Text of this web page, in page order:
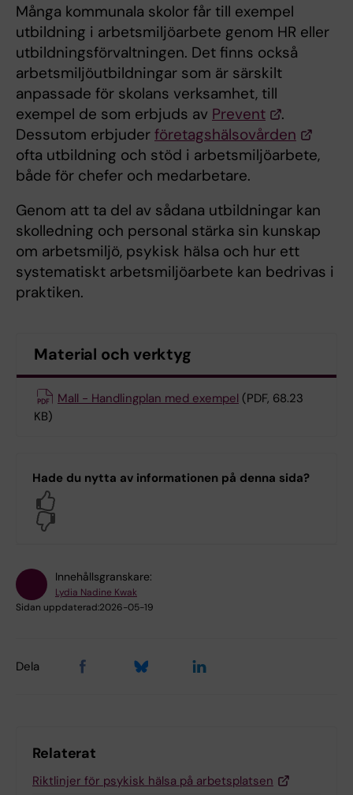
Många kommunala skolor får till exempel
utbildning i arbetsmiljöarbete genom HR eller
utbildningsförvaltningen. Det finns också
arbetsmiljöutbildningar som är särskilt
anpassade för skolans verksamhet, till
exempel de som erbjuds av Prevent
.
Dessutom erbjuder företagshälsovården
ofta utbildning och stöd i arbetsmiljöarbete,
både för chefer och medarbetare.
Genom att ta del av sådana utbildningar kan
skolledning och personal stärka sin kunskap
om arbetsmiljö, psykisk hälsa och hur ett
systematiskt arbetsmiljöarbete kan bedrivas i
praktiken.
Material och verktyg
Mall - Handlingplan med exempel (PDF, 68.23
KB)
Hade du nytta av informationen på denna sida?
Innehållsgranskare:
Lydia Nadine Kwak
Sidan uppdaterad:2026-05-19
Dela
Relaterat
Riktlinjer för psykisk hälsa på arbetsplatsen